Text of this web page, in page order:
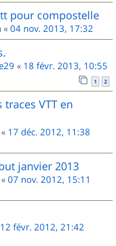
pour compostelle
« 04 nov. 2013, 17:32
« 18 févr. 2013, 10:55
1 2
VTT en
« 17 déc. 2012, 11:38
janvier 2013
« 07 nov. 2012, 15:11
12 févr. 2012, 21:42